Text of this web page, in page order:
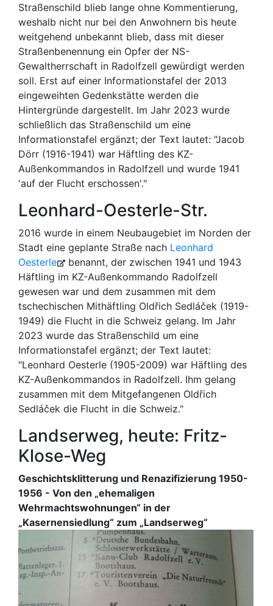
Straßenschild blieb lange ohne Kommentierung,
weshalb nicht nur bei den Anwohnern bis heute
weitgehend unbekannt blieb, dass mit dieser
Straßenbenennung ein Opfer der NS-
Gewaltherrschaft in Radolfzell gewürdigt werden
soll. Erst auf einer Informationstafel der 2013
eingeweihten Gedenkstätte werden die
Hintergründe dargestellt. Im Jahr 2023 wurde
schließlich das Straßenschild um eine
Informationstafel ergänzt; der Text lautet: "Jacob
Dörr (1916-1941) war Häftling des KZ-
Außenkommandos in Radolfzell und wurde 1941
'auf der Flucht erschossen'."
Leonhard-Oesterle-Str.
2016 wurde in einem Neubaugebiet im Norden der
Stadt eine geplante Straße nach Leonhard
Oesterle
benannt, der zwischen 1941 und 1943
Häftling im KZ-Außenkommando Radolfzell
gewesen war und dem zusammen mit dem
tschechischen Mithäftling Oldřich Sedláček (1919-
1949) die Flucht in die Schweiz gelang. Im Jahr
2023 wurde das Straßenschild um eine
Informationstafel ergänzt; der Text lautet:
"Leonhard Oesterle (1905-2009) war Häftling des
KZ-Außenkommandos in Radolfzell. Ihm gelang
zusammen mit dem Mitgefangenen Oldřich
Sedláček die Flucht in die Schweiz."
Landserweg, heute: Fritz-
Klose-Weg
Geschichtsklitterung und Renazifizierung 1950-
1956 - Von den „ehemaligen
Wehrmachtswohnungen“ in der
„Kasernensiedlung“ zum „Landserweg“